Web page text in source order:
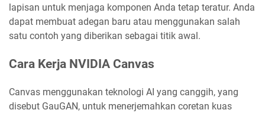
lapisan untuk menjaga komponen Anda tetap teratur. Anda
dapat membuat adegan baru atau menggunakan salah
satu contoh yang diberikan sebagai titik awal.
Cara Kerja NVIDIA Canvas
Canvas menggunakan teknologi AI yang canggih, yang
disebut GauGAN, untuk menerjemahkan coretan kuas